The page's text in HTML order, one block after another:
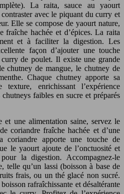
La raita, sauce au yaourt
avec le piquant du curry et
Elle se compose de yaourt nature,
fraîche hachée et d’épices. La raita
et à faciliter la digestion. Les
façon d’ajouter une touche
de poulet. Il existe une grande
chutney de mangue, le chutney de
Chaque chutney apporte sa
enrichissant l’expérience
faibles en sucre et préparés
et une alimentation saine, servez le
coriandre fraîche hachée et d’une
coriandre apporte une touche de
le yaourt ajoute de l’onctuosité et
la digestion. Accompagnez-le
telle qu’un lassi (boisson à base de
frais, ou un thé glacé non sucré.
rafraîchissante et désaltérante